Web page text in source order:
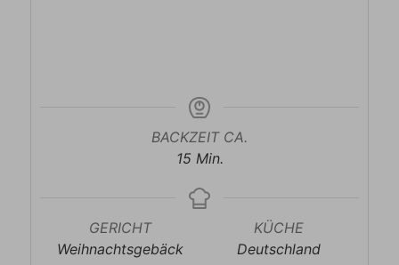
BACKZEIT CA.
15Minuten
Min.
GERICHT
Weihnachtsgebäck
KÜCHE
Deutschland